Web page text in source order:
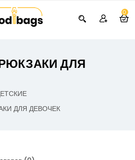
0
ДЛЯ
ДЛЯ ДЕВОЧЕК